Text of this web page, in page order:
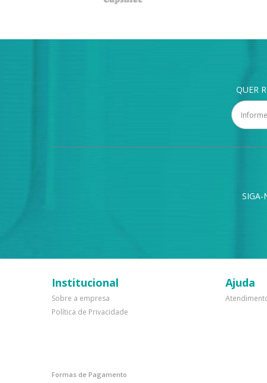
QUER
SIGA-
Institucional
Sobre a empresa
Política de Privacidade
Ajuda
Formas de Pagamento